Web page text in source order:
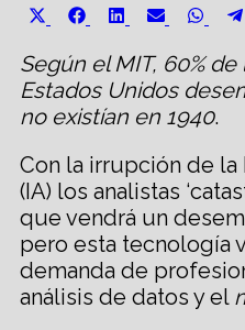
Share
Share
Facebook
Share
LinkedIn
Share
Email
Share
Según el MIT, 60%
Estados Unidos
no existían en 1940.
Con la irrupción de
(IA) los analistas
que vendrá un
pero esta tecnología
demanda de
análisis de datos y el